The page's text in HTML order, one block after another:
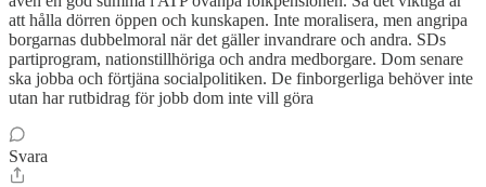
att hålla dörren öppen och kunskapen. Inte moralisera, men angripa
borgarnas dubbelmoral när det gäller invandrare och andra. SDs
partiprogram, nationstillhöriga och andra medborgare. Dom senare
ska jobba och förtjäna socialpolitiken. De finborgerliga behöver inte
utan har rutbidrag för jobb dom inte vill göra
Svara